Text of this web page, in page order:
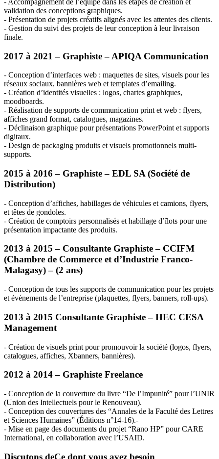
validation des conceptions graphiques.
- Présentation de projets créatifs alignés avec les attentes des clients.
- Gestion du suivi des projets de leur conception à leur livraison
finale.
2017 à 2021 – Graphiste – APIQA Communication
- Conception d’interfaces web : maquettes de sites, visuels pour les
réseaux sociaux, bannières web et templates d’emailing.
- Création d’identités visuelles : logos, chartes graphiques,
moodboards.
- Réalisation de supports de communication print et web : flyers,
affiches grand format, catalogues, magazines.
- Déclinaison graphique pour présentations PowerPoint et supports
digitaux.
- Design de packaging produits et visuels promotionnels multi-
supports.
2015 à 2016 – Graphiste – EDL SA (Société de
Distribution)
- Conception d’affiches, habillages de véhicules et camions, flyers,
et têtes de gondoles.
- Création de comptoirs personnalisés et habillage d’îlots pour une
présentation impactante des produits.
2013 à 2015 – Consultante Graphiste – CCIFM
(Chambre de Commerce et d’Industrie Franco-
Malagasy) – (2 ans)
- Conception de tous les supports de communication pour les projets
et événements de l’entreprise (plaquettes, flyers, banners, roll-ups).
2013 à 2015 Consultante Graphiste – HEC CESA
Management
- Création de visuels print pour promouvoir la société (logos, flyers,
catalogues, affiches, Xbanners, bannières).
2012 à 2014 – Graphiste Freelance
- Conception de la couverture du livre “De l’Impunité” pour l’UNIR
(Union des Intellectuels pour le Renouveau).
- Conception des couvertures des “Annales de la Faculté des Lettres
et Sciences Humaines” (Éditions n°14-16).-
- Mise en page des documents du projet “Rano HP” pourCARE
International, en collaboration avec l’USAID.
Discutons deCe dont vous avez besoin